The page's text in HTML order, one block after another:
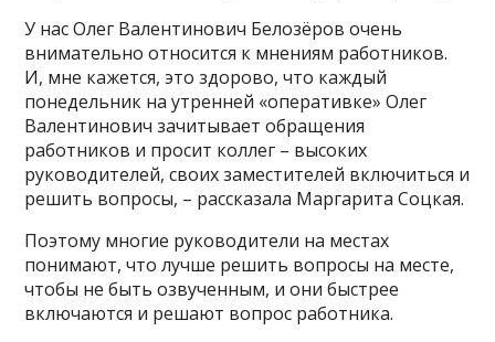
У нас Олег Валентинович Белозёров очень
внимательно относится к мнениям работников.
И, мне кажется, это здорово, что каждый
понедельник на утренней «оперативке» Олег
Валентинович зачитывает обращения
работников и просит коллег – высоких
руководителей, своих заместителей включиться и
решить вопросы, – рассказала Маргарита Соцкая.
Поэтому многие руководители на местах
понимают, что лучше решить вопросы на месте,
чтобы не быть озвученным, и они быстрее
включаются и решают вопрос работника.